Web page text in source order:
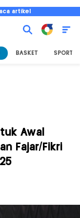
artikel
BASKET SPORT
Awal
Fajar/Fikri